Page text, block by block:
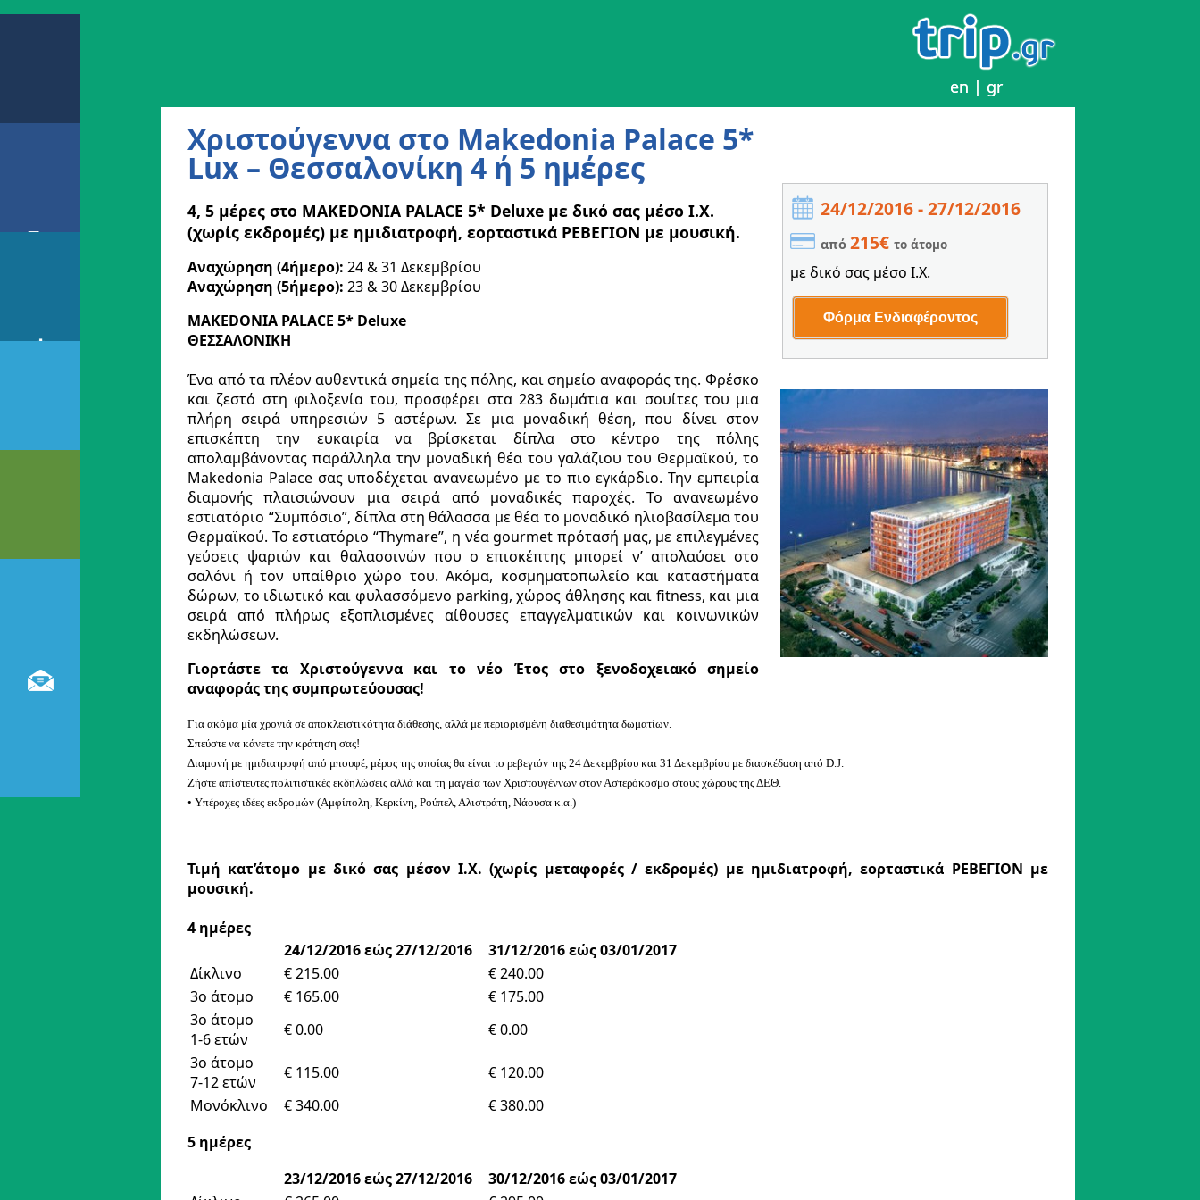
en | gr
en | gr
24/12/2016 - 27/12/2016
από 215€ το άτομο
με δικό σας μέσο Ι.Χ.
Χριστούγεννα στο Makedonia Palace 5*
Lux – Θεσσαλονίκη 4 ή 5 ημέρες
4, 5 μέρες στο MAKEDONIA PALACE 5* Deluxe με δικό σας μέσο Ι.Χ.
(χωρίς εκδρομές) με ημιδιατροφή, εορταστικά ΡΕΒΕΓΙΟΝ με μουσική.
Αναχώρηση (4ήμερο): 24 & 31 Δεκεμβρίου
Αναχώρηση (5ήμερο): 23 & 30 Δεκεμβρίου
MAKEDONIA PALACE 5* Deluxe
ΘΕΣΣΑΛΟΝΙΚΗ
Ένα από τα πλέον αυθεντικά σημεία της πόλης, και σημείο αναφοράς της. Φρέσκο
και ζεστό στη φιλοξενία του, προσφέρει στα 283 δωμάτια και σουίτες του μια
πλήρη σειρά υπηρεσιών 5 αστέρων. Σε μια μοναδική θέση, που δίνει στον
επισκέπτη την ευκαιρία να βρίσκεται δίπλα στο κέντρο της πόλης
απολαμβάνοντας παράλληλα την μοναδική θέα του γαλάζιου του Θερμαϊκού, το
Makedonia Palace σας υποδέχεται ανανεωμένο με το πιο εγκάρδιο. Την εμπειρία
διαμονής πλαισιώνουν μια σειρά από μοναδικές παροχές. Το ανανεωμένο
εστιατόριο “Συμπόσιο”, δίπλα στη θάλασσα με θέα το μοναδικό ηλιοβασίλεμα του
Θερμαϊκού. Το εστιατόριο “Thymare”, η νέα gourmet πρότασή μας, με επιλεγμένες
γεύσεις ψαριών και θαλασσινών που ο επισκέπτης μπορεί ν’ απολαύσει στο
σαλόνι ή τον υπαίθριο χώρο του. Aκόμα, κοσμηματοπωλείο και καταστήματα
δώρων, τo ιδιωτικό και φυλασσόμενο parking, χώρος άθλησης και fitness, και μια
σειρά από πλήρως εξοπλισμένες αίθουσες επαγγελματικών και κοινωνικών
εκδηλώσεων.
Γιορτάστε τα Χριστούγεννα και το νέο Έτος στο ξενοδοχειακό σημείο
αναφοράς της συμπρωτεύουσας!
Για ακόμα μία χρονιά σε αποκλειστικότητα διάθεσης, αλλά με περιορισμένη διαθεσιμότητα δωματίων.
Σπεύστε να κάνετε την κράτηση σας!
Διαμονή με ημιδιατροφή από μπουφέ, μέρος της οποίας θα είναι το ρεβεγιόν της 24 Δεκεμβρίου και 31 Δεκεμβρίου με διασκέδαση από D.J.
Ζήστε απίστευτες πολιτιστικές εκδηλώσεις αλλά και τη μαγεία των Χριστουγέννων στον Αστερόκοσμο στους χώρους της ΔΕΘ.
• Υπέροχες ιδέες εκδρομών (Αμφίπολη, Κερκίνη, Ρούπελ, Αλιστράτη, Νάουσα κ.α.)
Τιμή κατ’άτομο με δικό σας μέσον Ι.Χ. (χωρίς μεταφορές / εκδρομές) με ημιδιατροφή, εορταστικά ΡΕΒΕΓΙΟΝ με
μουσική.
4 ημέρες
24/12/2016 εώς 27/12/2016
31/12/2016 εώς 03/01/2017
Δίκλινο
€ 215.00
€ 240.00
3ο άτομο
€ 165.00
€ 175.00
3ο άτομο
1-6 ετών
€ 0.00
€ 0.00
3ο άτομο
7-12 ετών
€ 115.00
€ 120.00
Μονόκλινο
€ 340.00
€ 380.00
5 ημέρες
23/12/2016 εώς 27/12/2016
30/12/2016 εώς 03/01/2017